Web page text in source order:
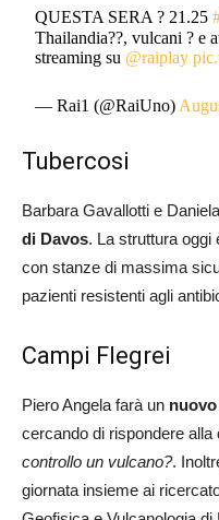
QUESTA SERA ? 21.25
Thailandia??, vulcani ? e
streaming su @raiplay
— Rai1 (@RaiUno)
Tubercosi
Barbara Gavallotti e
di Davos. La struttura oggi
con stanze di massima
pazienti resistenti agli
Campi Flegrei
Piero Angela farà un
cercando di rispondere alla
controllo un vulcano?.
giornata insieme ai